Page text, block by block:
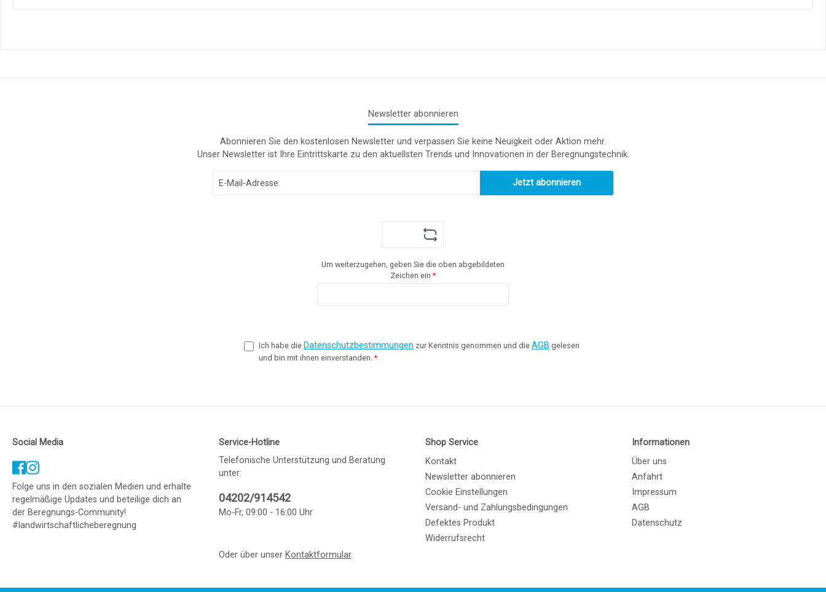
Newsletter abonnieren
Abonnieren Sie den kostenlosen Newsletter und verpassen Sie keine Neuigkeit oder Aktion mehr.
Unser Newsletter ist Ihre Eintrittskarte zu den aktuellsten Trends und Innovationen in der Beregnungstechnik.
Jetzt abonnieren
Um weiterzugehen, geben Sie die oben abgebildeten
Zeichen ein *
Ich habe die Datenschutzbestimmungen zur Kenntnis genommen und die AGB gelesen
und bin mit ihnen einverstanden.*
Service-Hotline
Telefonische Unterstützung und Beratung
unter:
04202/914542
Mo-Fr, 09:00 - 16:00 Uhr
Oder über unser Kontaktformular.
Shop Service
Kontakt
Newsletter abonnieren
Cookie Einstellungen
Versand- und Zahlungsbedingungen
Defektes Produkt
Widerrufsrecht
Informationen
Über uns
Anfahrt
Impressum
AGB
Datenschutz
Social Media
Folge uns in den sozialen Medien und erhalte
regelmäßige Updates und beteilige dich an
der Beregnungs-Community!
#landwirtschaftlicheberegnung